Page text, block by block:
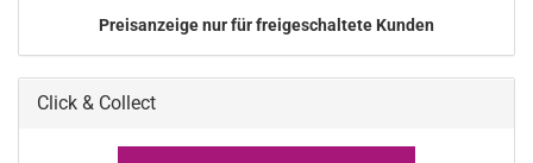
Preisanzeige nur für freigeschaltete Kunden
Click & Collect